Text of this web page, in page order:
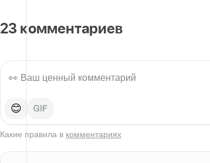
23 комментариев
😊
Какие правила в комментариях